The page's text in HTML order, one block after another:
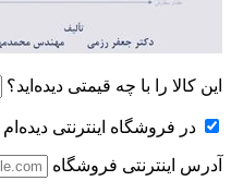
این کالا را با چه قیمتی دیده‌اید؟
در فروشگاه اینترنتی دیده‌ام
آدرس اینترنتی فروشگاه